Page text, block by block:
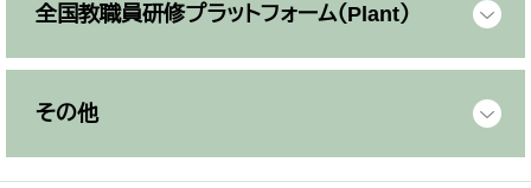
全国教職員研修プラットフォーム（Plant）
その他